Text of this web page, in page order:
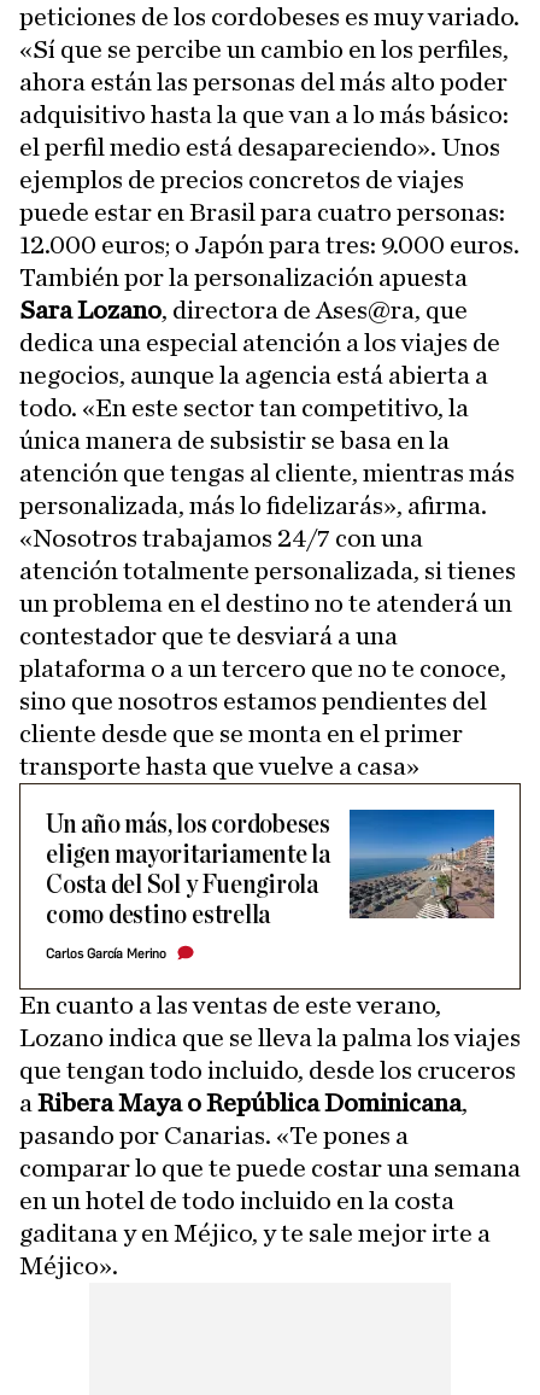
peticiones de los cordobeses es muy variado.
«Sí que se percibe un cambio en los perfiles,
ahora están las personas del más alto poder
adquisitivo hasta la que van a lo más básico:
el perfil medio está desapareciendo». Unos
ejemplos de precios concretos de viajes
puede estar en Brasil para cuatro personas:
12.000 euros; o Japón para tres: 9.000 euros.
También por la personalización apuesta
Sara Lozano, directora de Ases@ra, que
dedica una especial atención a los viajes de
negocios, aunque la agencia está abierta a
todo. «En este sector tan competitivo, la
única manera de subsistir se basa en la
atención que tengas al cliente, mientras más
personalizada, más lo fidelizarás», afirma.
«Nosotros trabajamos 24/7 con una
atención totalmente personalizada, si tienes
un problema en el destino no te atenderá un
contestador que te desviará a una
plataforma o a un tercero que no te conoce,
sino que nosotros estamos pendientes del
cliente desde que se monta en el primer
transporte hasta que vuelve a casa»
Un año más, los cordobeses
eligen mayoritariamente la
Costa del Sol y Fuengirola
como destino estrella
Carlos García Merino
En cuanto a las ventas de este verano,
Lozano indica que se lleva la palma los viajes
que tengan todo incluido, desde los cruceros
a Ribera Maya o República Dominicana,
pasando por Canarias. «Te pones a
comparar lo que te puede costar una semana
en un hotel de todo incluido en la costa
gaditana y en Méjico, y te sale mejor irte a
Méjico».